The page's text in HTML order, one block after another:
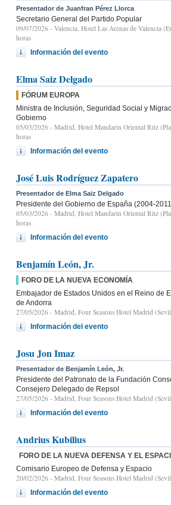
Presentador de Juanfran Pérez Llorca
Secretario General del Partido Popular
09/07/2026 - Valencia, Hotel Las Arenas de Valencia
horas
Información del evento
Elma Saiz Delgado
FÓRUM EUROPA
Ministra de Inclusión, Seguridad Social y
Gobierno
05/03/2026 - Madrid, Hotel Mandarin Oriental Ritz
horas
Información del evento
José Luis Rodríguez Zapatero
Presentador de Elma Saiz Delgado
Presidente del Gobierno de España (2004-
05/03/2026 - Madrid, Hotel Mandarin Oriental Ritz
horas
Información del evento
Benjamín León, Jr.
FORO DE LA NUEVA ECONOMÍA
Embajador de Estados Unidos en el Reino de
de Andorra
27/05/2026 - Madrid, Four Seasons Hotel Madrid
Información del evento
Josu Jon Imaz
Presentador de Benjamín León, Jr.
Presidente del Patronato de la Fundación
Consejero Delegado de Repsol
27/05/2026 - Madrid, Four Seasons Hotel Madrid
Información del evento
Andrius Kubilius
FORO DE LA NUEVA DEFENSA Y EL
Comisario Europeo de Defensa y Espacio
20/02/2026 - Madrid, Four Seasons Hotel Madrid
Información del evento